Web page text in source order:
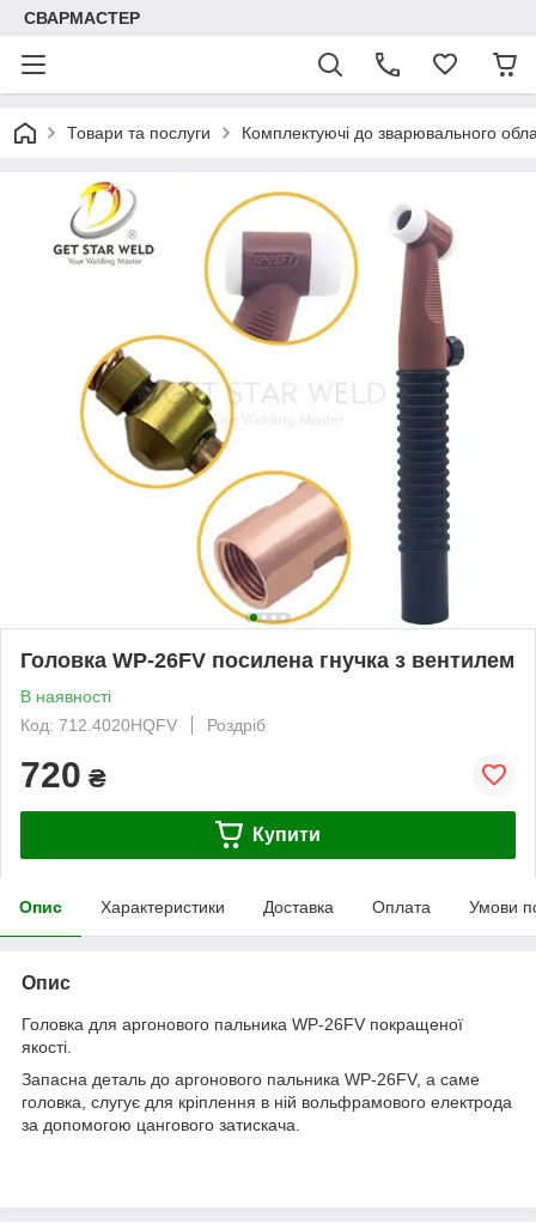
СВАРМАСТЕР
Товари та послуги Комплектуючі до зварювального
Головка WP-26FV посилена гнучка з вентилем
В наявності
Код: 712.4020HQFV
Роздріб
720 ₴
Купити
Опис Характеристики Доставка Оплата Умови
Опис
Головка для аргонового пальника WP-26FV покращеної
якості.
Запасна деталь до аргонового пальника WP-26FV, а саме
головка, слугує для кріплення в ній вольфрамового електрода
за допомогою цангового затискача.